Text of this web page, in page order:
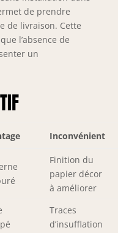
de prendre
de livraison. Cette
l’absence de
un
Inconvénient
Finition du
papier décor
à améliorer
Traces
d’insufflation